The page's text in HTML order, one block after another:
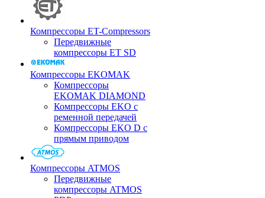
Компрессоры ET-Compressors
Передвижные
компрессоры ET SD
Компрессоры EKOMAK
Компрессоры
EKOMAK DIAMOND
Компрессоры EKO c
ременной передачей
Компрессоры EKO D с
прямым приводом
Компрессоры ATMOS
Передвижные
компрессоры ATMOS